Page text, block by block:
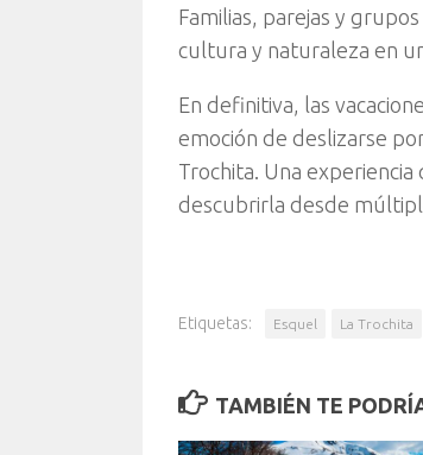
Familias, parejas y
cultura y naturaleza en
En definitiva, las
emoción de deslizarse
Trochita. Una
descubrirla desde
Etiquetas: Esquel La Trochita
TAMBIÉN TE